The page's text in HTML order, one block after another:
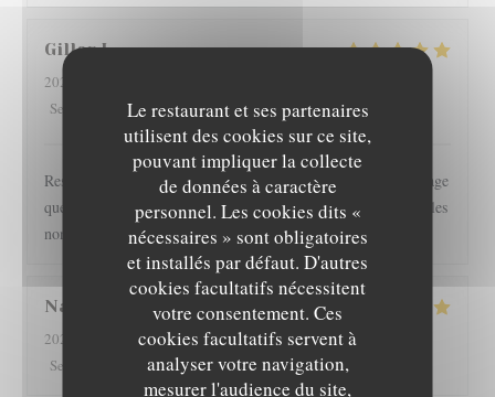
Le restaurant et ses partenaires
utilisent des cookies sur ce site,
pouvant impliquer la collecte
de données à caractère
personnel. Les cookies dits «
nécessaires » sont obligatoires
et installés par défaut. D'autres
cookies facultatifs nécessitent
votre consentement. Ces
cookies facultatifs servent à
analyser votre navigation,
mesurer l'audience du site,
Gilles I
2026-08-01
Service
Ambiance: 3/5 Cuisine: 5/5 Qualité / Prix
Restaurant l épicurien est pour nous une valeur sûre... Dommage
que les clients soient autorisés à fumer en terrasse, perturbant les
non fumeurs Pas de mauvaise surprise
Nathan
2026-08-01
- 19:30 - Couverts 2
Service
Ambiance:4/5 Cuisine:5/5 Qualité / Prix